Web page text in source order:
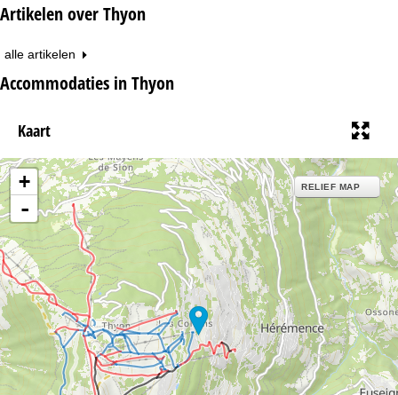
Artikelen over Thyon
alle artikelen
Accommodaties in Thyon
Kaart
+
-
RELIEF MAP